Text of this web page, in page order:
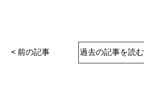
< 前の記事 過去の記事を読む